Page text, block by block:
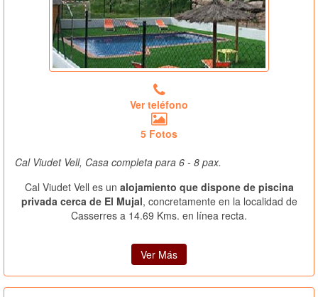
Ver teléfono
5 Fotos
Cal Viudet Vell, Casa completa para 6 - 8 pax.
Cal Viudet Vell es un alojamiento que dispone de piscina
privada cerca de El Mujal, concretamente en la localidad de
Casserres a 14.69 Kms. en línea recta.
Ver Más